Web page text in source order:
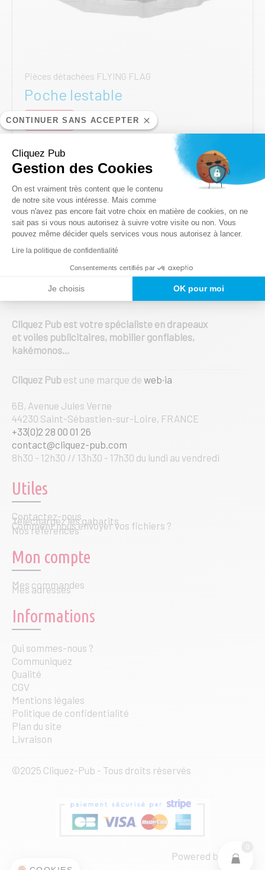
CONTINUER SANS ACCEPTER
Cliquez Pub
Gestion des Cookies
Plateforme de Gestion du
On est vraiment très content que le contenu
de notre site vous intéresse. Mais comme
vous n'avez pas encore fait votre choix en matière de cookies, on ne
sait pas si vous nous autorisez à suivre votre visite ou non. Vous
pouvez même décider quels services vous nous autorisez à lancer.
Lire la politique de confidentialité
Consentements certifiés par
Je choisis OK pour moi
Axeptio consent
Pièces détachées FLYING FLAG
Poche lestable
25,00 € HT
AJOUTER AU PANIER
Expert de la communication
Cliquez Pub est votre spécialiste en drapeaux
et voiles publicitaires, mobilier gonflables,
kakémonos…
Cliquez Pub est une marque de web·ia
6B, Avenue Jules Verne
44230 Saint-Sébastien-sur-Loire, FRANCE
+33(0)2 28 00 01 26
contact@cliquez-pub.com
8h30 - 12h30 // 13h30 - 17h30 du lundi au vendredi
Utiles
Contactez-nous
Téléchargez les gabarits
Comment nous envoyer vos fichiers ?
Nos références
Mon compte
Mes commandes
Mes adresses
Informations
Qui sommes-nous ?
Communiquez
Qualité
CGV
Mentions légales
Politique de confidentialité
Plan du site
Livraison
©2025 Cliquez-Pub - Tous droits réservés
Powered by web·ia